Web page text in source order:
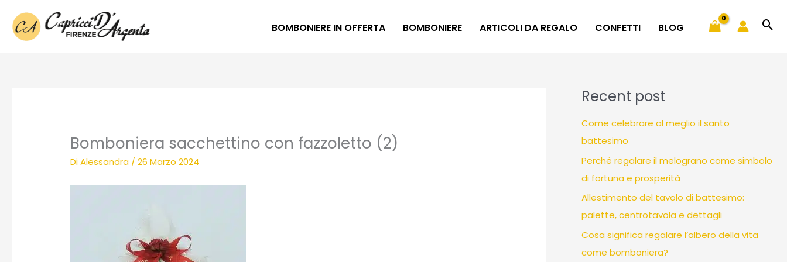
contenuto
BOMBONIERE IN OFFERTA BOMBONIERE ARTICOLI DA REGALO CONFETTI BLOG
Bomboniera sacchettino con fazzoletto (2)
DiAlessandra /26 Marzo 2024
Recent post
Come celebrare al meglio il santo
battesimo
Perché regalare il melograno come simbolo
di fortuna e prosperità
Allestimento del tavolo di battesimo:
palette, centrotavola e dettagli
Cosa significa regalare l’albero della vita
come bomboniera?